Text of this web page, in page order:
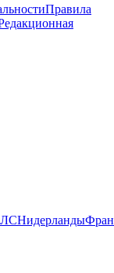
Правила
Нидерланды